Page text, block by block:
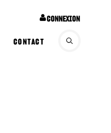
CONTACT
CONNEXION